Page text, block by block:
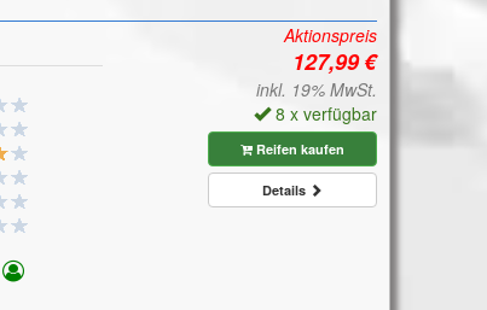
Aktionspreis
inkl. 19% MwSt.
8 x verfügbar
Reifen kaufen
Details